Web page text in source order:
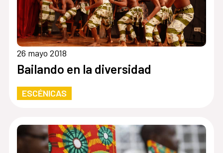
26 mayo 2018
Bailando en la diversidad
ESCÉNICAS